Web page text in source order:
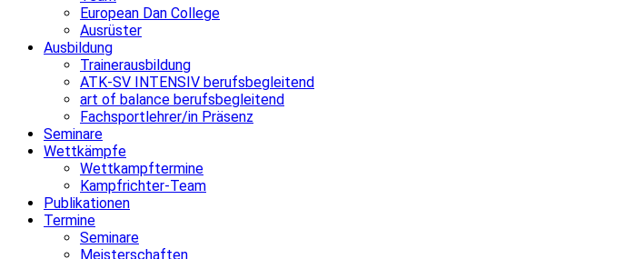
European Dan College
Ausrüster
Ausbildung
Trainerausbildung
ATK-SV INTENSIV berufsbegleitend
art of balance berufsbegleitend
Fachsportlehrer/in Präsenz
Seminare
Wettkämpfe
Wettkampftermine
Kampfrichter-Team
Publikationen
Termine
Seminare
Meisterschaften